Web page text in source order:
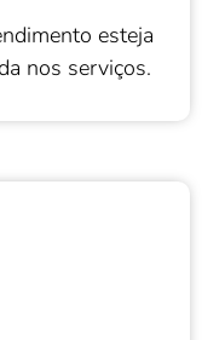
esteja
nos serviços.